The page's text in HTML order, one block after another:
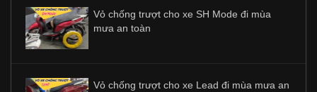
Vỏ chống trượt cho xe SH Mode đi mùa
mưa an toàn
Vỏ chống trượt cho xe Lead đi mùa mưa an